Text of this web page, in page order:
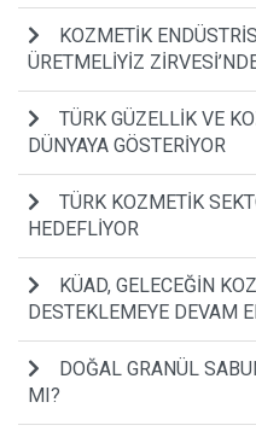
KOZMETİK
ÜRETMELİYİZ
TÜRK GÜZELLİK VE
DÜNYAYA GÖSTERİYOR
TÜRK KOZMETİK
HEDEFLİYOR
KÜAD, GELECEĞİN
DESTEKLEMEYE DEVAM
DOĞAL GRANÜL
MI?